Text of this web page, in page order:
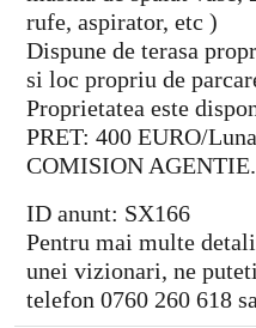
rufe, aspirator, etc )
Dispune de terasa
si loc propriu de
Proprietatea este
PRET: 400 EURO/
COMISION AGENTIE.
ID anunt: SX166
Pentru mai multe
unei vizionari, ne
telefon 0760 260 618